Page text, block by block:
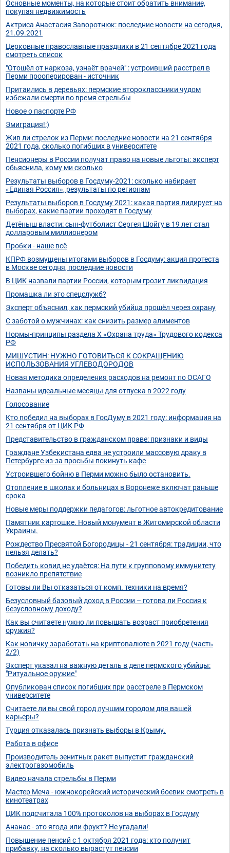
Основные моменты, на которые стоит обратить внимание,
покупая недвижимость
Актриса Анастасия Заворотнюк: последние новости на сегодня,
21.09.2021
Церковные православные праздники в 21 сентябре 2021 года
смотреть список
"Отошёл от наркоза, узнаёт врачей" : устроивший расстрел в
Перми прооперирован - источник
Притаились в деревьях: пермские второклассники чудом
избежали смерти во время стрельбы
Новое о паспорте РФ
Эмиграция!:)
Жив ли стрелок из Перми: последние новости на 21 сентября
2021 года, сколько погибших в университете
Пенсионеры в России получат право на новые льготы: эксперт
обьяснила, кому ми сколько
Результаты выборов в Госдуму-2021: сколько набирает
«Единая Россия», результаты по регионам
Результаты выборов в Госдуму 2021: какая партия лидирует на
выборах, какие партии проходят в Госдуму
Детёныш власти: сын-футболист Сергея Шойгу в 19 лет стал
долларовым миллионером
Пробки - наше всё
КПРФ возмущены итогами выборов в Госдуму: акция протеста
в Москве сегодня, последние новости
В ЦИК назвали партии России, которым грозит ликвидация
Промашка ли это спецслужб?
Эксперт объяснил, как пермский убийца прошёл через охрану
С заботой о мужчинах: как снизить размер алиментов
Нормы-принципы раздела Х «Охрана труда» Трудового кодекса
РФ
МИШУСТИН: НУЖНО ГОТОВИТЬСЯ К СОКРАЩЕНИЮ
ИСПОЛЬЗОВАНИЯ УГЛЕВОДОРОДОВ
Новая методика определения расходов на ремонт по ОСАГО
Названы идеальные месяцы для отпуска в 2022 году
Голосование
Кто победил на выборах в ГосДуму в 2021 году: информация на
21 сентября от ЦИК РФ
Представительство в гражданском праве: признаки и виды
Граждане Узбекистана едва не устроили массовую драку в
Петербурге из-за просьбы покинуть кафе
Устроившего бойню в Перми можно было остановить.
Отопление в школах и больницах в Воронеже включат раньше
срока
Новые меры поддержки педагогов: льготное автокредитование
Памятник картошке. Новый монумент в Житомирской области
Украины.
Рождество Пресвятой Богородицы - 21 сентября: традиции, что
нельзя делать?
Победить ковид не удаётся: На пути к групповому иммунитету
возникло препятствие
Готовы ли Вы отказаться от комп. техники на время?
Безусловный базовый доход в России – готова ли Россия к
безусловному доходу?
Как вы считаете нужно ли повышать возраст приобретения
оружия?
Как новичку заработать на криптовалюте в 2021 году (часть
2/2)
Эксперт указал на важную деталь в деле пермского убийцы:
"Ритуальное оружие"
Опубликован список погибших при расстреле в Пермском
университете
Считаете ли вы свой город лучшим городом для вашей
карьеры?
Турция отказалась признать выборы в Крыму.
Работа в офисе
Производитель зенитных ракет выпустит гражданский
электрогазомобиль
Видео начала стрельбы в Перми
Мастер Меча - южнокорейский исторический боевик смотреть в
кинотеатрах
ЦИК подсчитала 100% протоколов на выборах в Госдуму
Ананас - это ягода или фрукт? Не угадали!
Повышение пенсий с 1 октября 2021 года: кто получит
прибавку, на сколько вырастут пенсии